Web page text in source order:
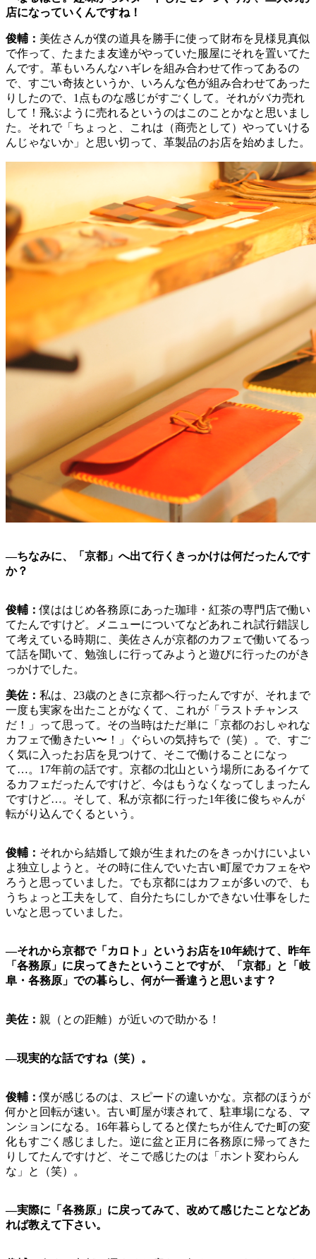
店になっていくんですね！
俊輔： 美佐さんが僕の道具を勝手に使って財布を見様見真似
で作って、たまたま友達がやっていた服屋にそれを置いてた
んです。革もいろんなハギレを組み合わせて作ってあるの
で、すごい奇抜というか、いろんな色が組み合わせてあった
りしたので、1点ものな感じがすごくして。それがバカ売れ
して！飛ぶように売れるというのはこのことかなと思いまし
た。それで「ちょっと、これは（商売として）やっていける
んじゃないか」と思い切って、革製品のお店を始めました。
―ちなみに、「京都」へ出て行くきっかけは何だったんです
か？
俊輔：僕ははじめ各務原にあった珈琲・紅茶の専門店で働い
てたんですけど。メニューについてなどあれこれ試行錯誤し
て考えている時期に、美佐さんが京都のカフェで働いてるっ
て話を聞いて、勉強しに行ってみようと遊びに行ったのがき
っかけでした。
美佐： 私は、23歳のときに京都へ行ったんですが、それまで
一度も実家を出たことがなくて、これが「ラストチャンス
だ！」って思って。その当時はただ単に「京都のおしゃれな
カフェで働きたい〜！」ぐらいの気持ちで（笑）。で、すご
く気に入ったお店を見つけて、そこで働けることになっ
て…。17年前の話です。京都の北山という場所にあるイケて
るカフェだったんですけど、今はもうなくなってしまったん
ですけど…。そして、私が京都に行った1年後に俊ちゃんが
転がり込んでくるという。
俊輔： それから結婚して娘が生まれたのをきっかけにいよい
よ独立しようと。その時に住んでいた古い町屋でカフェをや
ろうと思っていました。でも京都にはカフェが多いので、も
うちょっと工夫をして、自分たちにしかできない仕事をした
いなと思っていました。
―それから京都で「カロト」というお店を10年続けて、昨年
「各務原」に戻ってきたということですが、
「京都」と「岐
阜・各務原」での暮らし、何が一番違うと思います？
美佐： 親（との距離）が近いので助かる！
―現実的な話ですね（笑）。
俊輔：僕が感じるのは、スピードの違いかな。京都のほうが
何かと回転が速い。古い町屋が壊されて、駐車場になる、マ
ンションになる。16年暮らしてると僕たちが住んでた町の変
化もすごく感じました。逆に盆と正月に各務原に帰ってきた
りしてたんですけど、そこで感じたのは「ホント変わらん
な」と（笑）。
―実際に「各務原」に戻ってみて、改めて感じたことなどあ
れば教えて下さい。